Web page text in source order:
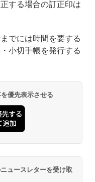
する場合の訂正印は
でには時間を要する
小切手帳を発行する
優先表示させる
ュースレターを受け取